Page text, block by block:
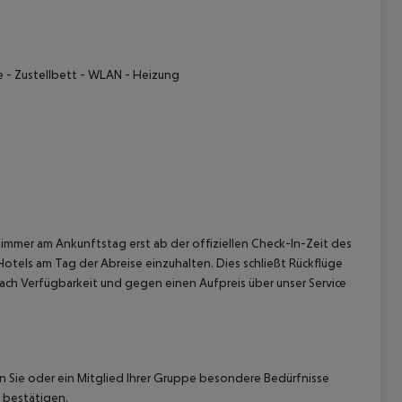
- Zustellbett - WLAN - Heizung
am Ankunftstag erst ab der offiziellen Check-In-Zeit des
am Tag der Abreise einzuhalten. Dies schließt Rückflüge
Verfügbarkeit und gegen einen Aufpreis über unser Service
oder ein Mitglied Ihrer Gruppe besondere Bedürfnisse
bestätigen.